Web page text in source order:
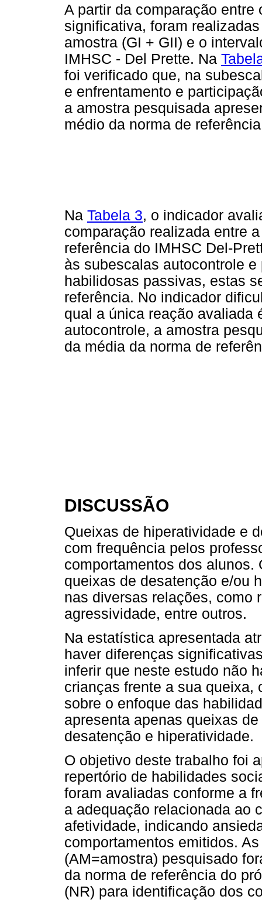
A partir da comparação
significativa, foram
amostra (GI + GII) e o
IMHSC - Del Prette. Na
foi verificado que, na
e enfrentamento e
a amostra pesquisada
médio da norma de
Na Tabela 3, o indicador
comparação realizada entre
referência do IMHSC Del-
às subescalas autocontrole
habilidosas passivas, estas
referência. No indicador
qual a única reação avaliada
autocontrole, a amostra
da média da norma de
DISCUSSÃO
Queixas de hiperatividade e
com frequência pelos
comportamentos dos
queixas de desatenção e/ou
nas diversas relações, como
agressividade, entre outros.
Na estatística apresentada
haver diferenças
inferir que neste estudo não
crianças frente a sua queixa,
sobre o enfoque das
apresenta apenas queixas
desatenção e hiperatividade.
O objetivo deste trabalho foi
repertório de habilidades
foram avaliadas conforme a
a adequação relacionada ao
afetividade, indicando
comportamentos emitidos.
(AM=amostra) pesquisado
da norma de referência do
(NR) para identificação dos